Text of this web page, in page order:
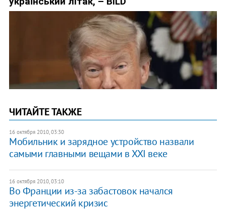
ЧИТАЙТЕ ТАКЖЕ
16 октября 2010, 03:30
Мобильник и зарядное устройство назвали
самыми главными вещами в XXI веке
16 октября 2010, 03:10
Во Франции из-за забастовок начался
энергетический кризис